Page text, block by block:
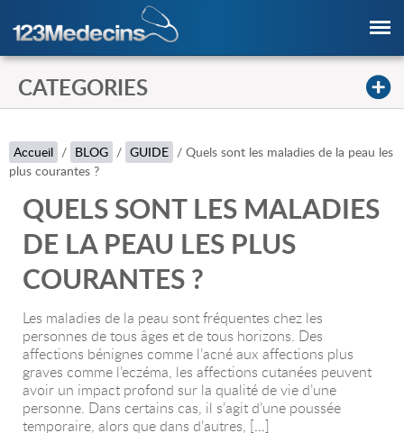
CATEGORIES
Accueil / BLOG / GUIDE / Quels sont les maladies de la peau les
plus courantes ?
QUELS SONT LES MALADIES
DE LA PEAU LES PLUS
COURANTES ?
Les maladies de la peau sont fréquentes chez les
personnes de tous âges et de tous horizons. Des
affections bénignes comme l’acné aux affections plus
graves comme l’eczéma, les affections cutanées peuvent
avoir un impact profond sur la qualité de vie d’une
personne. Dans certains cas, il s’agit d’une poussée
temporaire, alors que dans d’autres, […]